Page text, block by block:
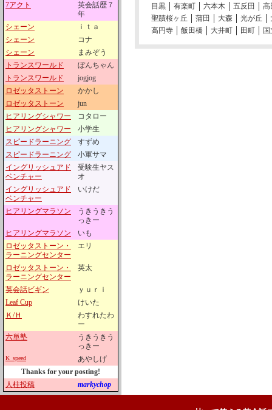
7アクト
英会話歴７
年
シェーン
ｉｔａ
シェーン
コナ
シェーン
まみぞう
トランスワールド
ぼんちゃん
トランスワールド
jogjog
ロゼッタストーン
かかし
ロゼッタストーン
jun
ヒアリングシャワー
コタロー
ヒアリングシャワー
小学生
スピードラーニング
すずめ
スピードラーニング
小軍サマ
イングリッシュアド
ベンチャー
受験生ヤス
オ
イングリッシュアド
ベンチャー
いけだ
ヒアリングマラソン
うきうきう
っきー
ヒアリングマラソン
いも
ロゼッタストーン・
ラーニングセンター
エリ
ロゼッタストーン・
ラーニングセンター
英太
英会話ビギン
ｙｕｒｉ
Leaf Cup
けいた
Ｋ/Ｈ
わすれたわ
ー
六単塾
うきうきう
っきー
K_speed
あやしげ
Thanks for your posting!
人柱投稿
markychop
目黒
有楽町 六本木 五反田
高
聖蹟桜ヶ丘
蒲田 大森 光が丘
高円寺
飯田橋 大井町 田町